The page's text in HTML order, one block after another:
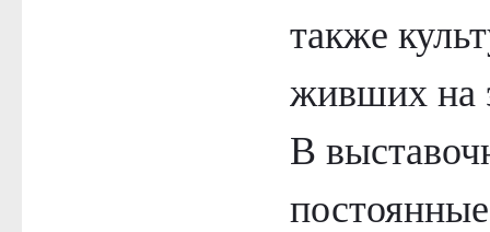
также
живших на
В